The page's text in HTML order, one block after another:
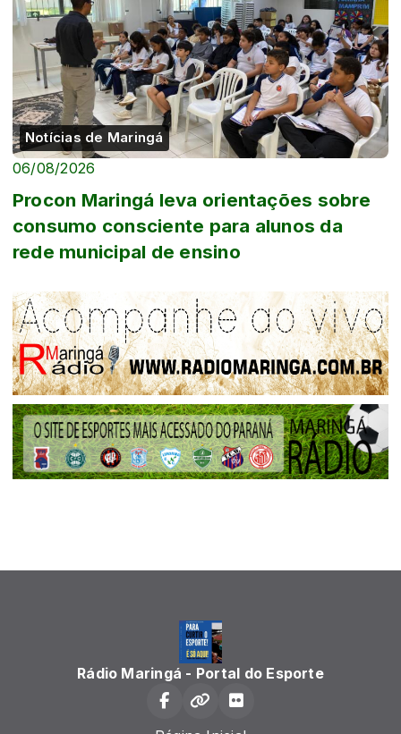
Notícias de Maringá
06/08/2026
Procon Maringá leva orientações sobre
consumo consciente para alunos da
rede municipal de ensino
Rádio Maringá - Portal do Esporte